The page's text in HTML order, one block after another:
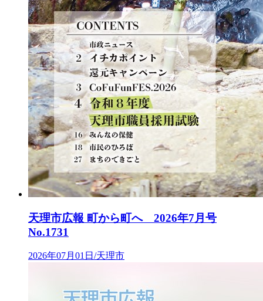
天理市広報 町から町へ 2026年7月号
No.1731
2026年07月01日/天理市